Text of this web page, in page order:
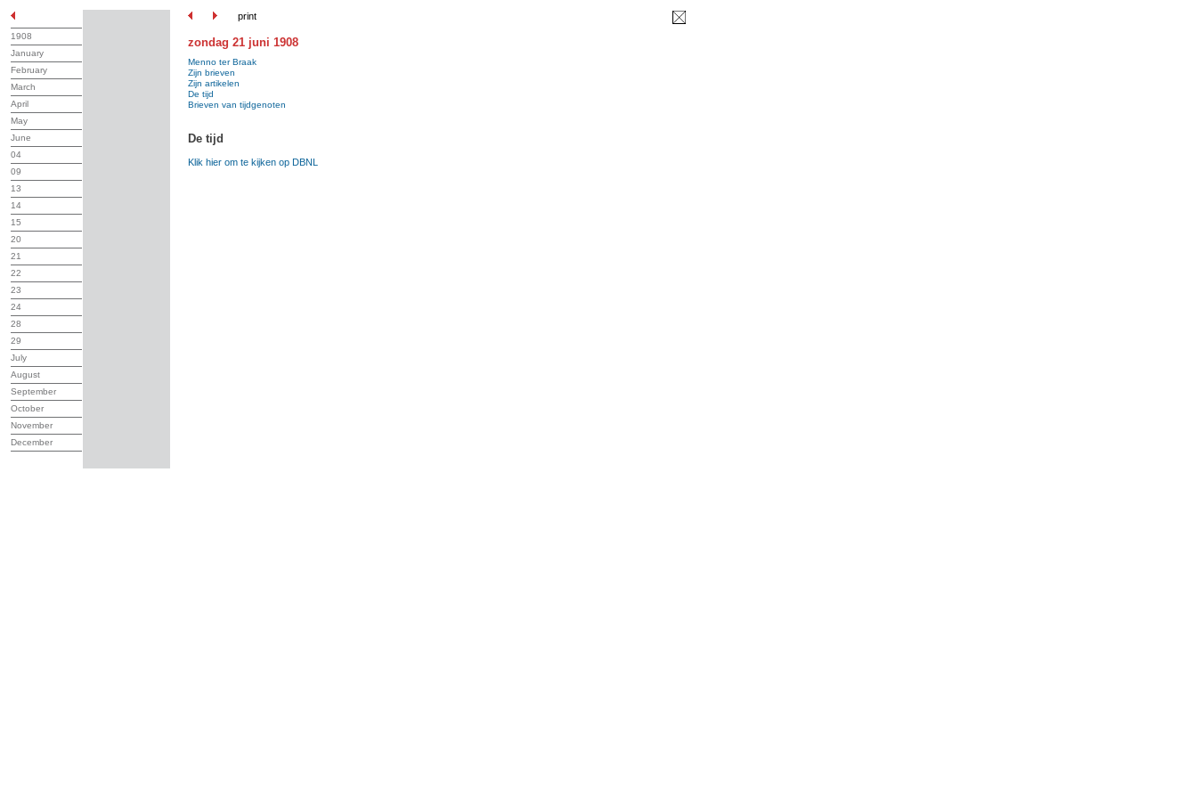
print
1908
January
February
March
April
May
June
04
09
13
14
15
20
21
22
23
24
28
29
July
August
September
October
November
December
zondag 21 juni 1908
Menno ter Braak
Zijn brieven
Zijn artikelen
De tijd
Brieven van tijdgenoten
De tijd
Klik hier om te kijken op DBNL